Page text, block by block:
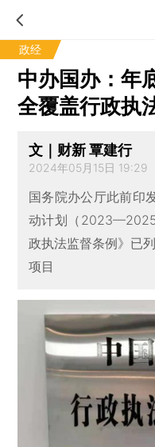
政经
中办国办：年
全覆盖行政执
文｜财新 覃建行
2024年05月15日 19:29
国务院办公厅此前印
动计划（
政执法监督条例》已
项目